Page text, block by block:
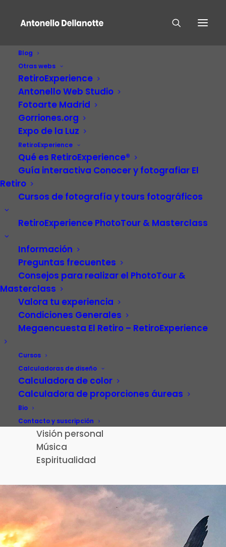
Blog
Otras webs
RetiroExperience
Antonello Web Studio
Fotoarte Madrid
Gorriones.org
Expo de la Luz
RetiroExperience
Qué es RetiroExperience®
Guía interactiva Conocer y fotografiar El
Retiro
Cursos de fotografía y tours fotográficos
RetiroExperience PhotoTour & Masterclass
Información
Preguntas frecuentes
Consejos para realizar el PhotoTour &
Masterclass
Valora tu experiencia
Condiciones Generales
Megaencuesta El Retiro – RetiroExperience
Cursos
Calculadoras de diseño
Calculadora de color
Calculadora de proporciones áureas
Bio
Contacto y suscripción
Jose Alcoverro
Carrera profesional
Fotografía
Patrimonio cultural
Paisaje de la Luz
El Retiro – RetiroExperience
Visión personal
Música
Espiritualidad